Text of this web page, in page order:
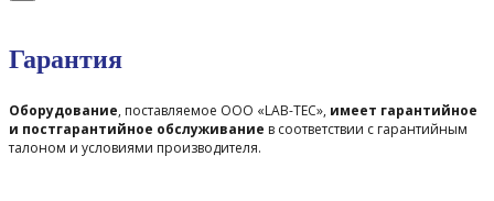
Гарантия
Оборудование, поставляемое ООО «LAB-TEC», имеет гарантийное
и постгарантийное обслуживание в соответствии с гарантийным
талоном и условиями производителя.